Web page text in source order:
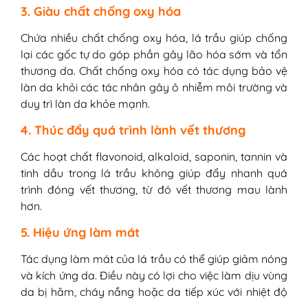
3. Giàu chất chống oxy hóa
Chứa nhiều chất chống oxy hóa, lá trầu giúp chống
lại các gốc tự do góp phần gây lão hóa sớm và tổn
thương da. Chất chống oxy hóa có tác dụng bảo vệ
làn da khỏi các tác nhân gây ô nhiễm môi trường và
duy trì làn da khỏe mạnh.
4. Thúc đẩy quá trình lành vết thương
Các hoạt chất flavonoid, alkaloid, saponin, tannin và
tinh dầu trong lá trầu không giúp đẩy nhanh quá
trình đóng vết thương, từ đó vết thương mau lành
hơn.
5. Hiệu ứng làm mát
Tác dụng làm mát của lá trầu có thể giúp giảm nóng
và kích ứng da. Điều này có lợi cho việc làm dịu vùng
da bị hăm, cháy nắng hoặc da tiếp xúc với nhiệt độ